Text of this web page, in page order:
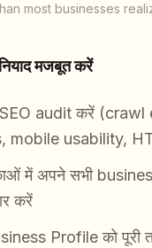
most businesses
मजबूत करें
SEO audit करें
mobile usability,
में अपने सभी
करें
Profile को पूरी